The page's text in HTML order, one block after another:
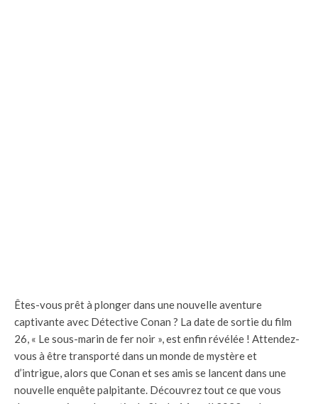
Êtes-vous prêt à plonger dans une nouvelle aventure
captivante avec Détective Conan ? La date de sortie du film
26, « Le sous-marin de fer noir », est enfin révélée ! Attendez-
vous à être transporté dans un monde de mystère et
d’intrigue, alors que Conan et ses amis se lancent dans une
nouvelle enquête palpitante. Découvrez tout ce que vous